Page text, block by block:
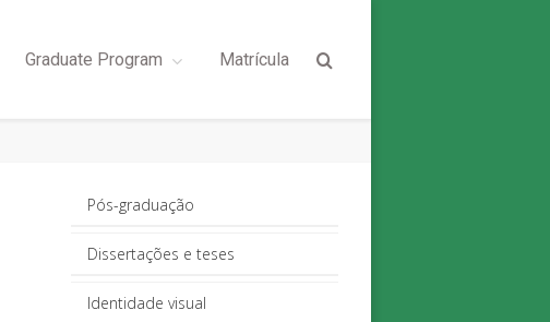
Graduate Program Matrícula
Pós-graduação
Dissertações e teses
Identidade visual